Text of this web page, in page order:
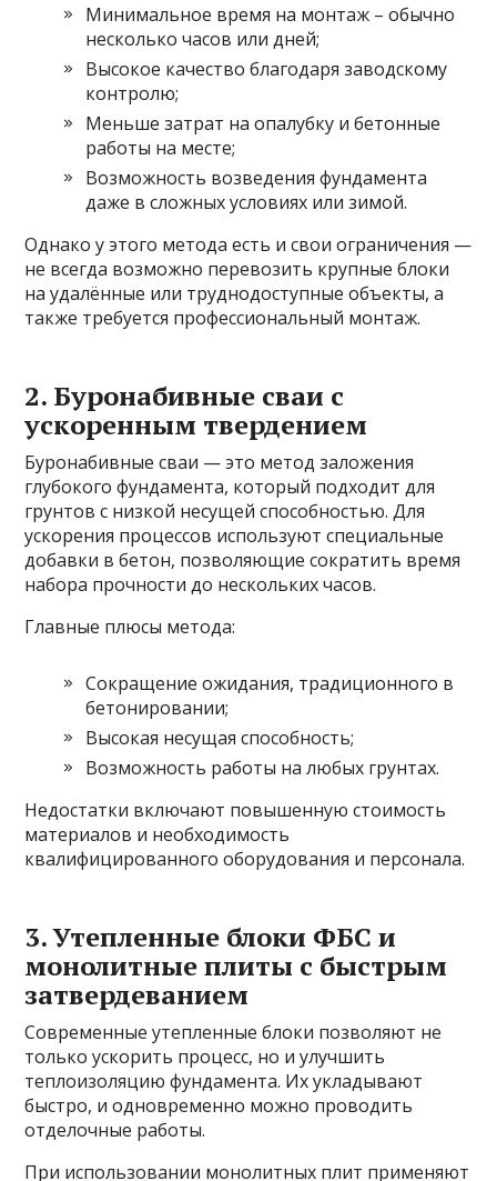
Минимальное время на монтаж – обычно
несколько часов или дней;
Высокое качество благодаря заводскому
контролю;
Меньше затрат на опалубку и бетонные
работы на месте;
Возможность возведения фундамента
даже в сложных условиях или зимой.
Однако у этого метода есть и свои ограничения —
не всегда возможно перевозить крупные блоки
на удалённые или труднодоступные объекты, а
также требуется профессиональный монтаж.
2. Буронабивные сваи с
ускоренным твердением
Буронабивные сваи — это метод заложения
глубокого фундамента, который подходит для
грунтов с низкой несущей способностью. Для
ускорения процессов используют специальные
добавки в бетон, позволяющие сократить время
набора прочности до нескольких часов.
Главные плюсы метода:
Сокращение ожидания, традиционного в
бетонировании;
Высокая несущая способность;
Возможность работы на любых грунтах.
Недостатки включают повышенную стоимость
материалов и необходимость
квалифицированного оборудования и персонала.
3. Утепленные блоки ФБС и
монолитные плиты с быстрым
затвердеванием
Современные утепленные блоки позволяют не
только ускорить процесс, но и улучшить
теплоизоляцию фундамента. Их укладывают
быстро, и одновременно можно проводить
отделочные работы.
При использовании монолитных плит применяют